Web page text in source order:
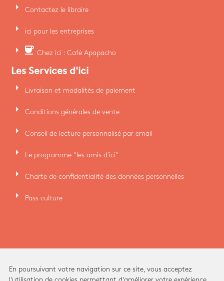
arrow_right Contactez le libraire
arrow_right ici pour les entreprises
arrow_right coffee Chez ici : Café Apapacho
Les Services d'ici
arrow_right Livraison et modalités de paiement
arrow_right Conditions générales de vente
arrow_right Conseil de lecture personnalisé par email
arrow_right Le programme "les amis d'ici"
arrow_right Charte de confidentialité des données personnelles
arrow_right Pass culture
En poursuivant votre navigation sur ce site, vous acceptez
l'utilisation de cookies permettant d'améliorer votre expérience